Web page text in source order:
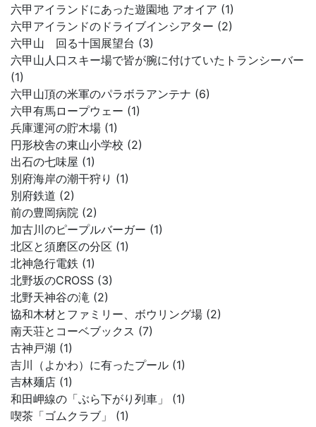
六甲アイランドにあった遊園地 アオイア (1)
六甲アイランドのドライブインシアター (2)
六甲山 回る十国展望台 (3)
六甲山人口スキー場で皆が腕に付けていたトランシーバー
(1)
六甲山頂の米軍のパラボラアンテナ (6)
六甲有馬ロープウェー (1)
兵庫運河の貯木場 (1)
円形校舎の東山小学校 (2)
出石の七味屋 (1)
別府海岸の潮干狩り (1)
別府鉄道 (2)
前の豊岡病院 (2)
加古川のピープルバーガー (1)
北区と須磨区の分区 (1)
北神急行電鉄 (1)
北野坂のCROSS (3)
北野天神谷の滝 (2)
協和木材とファミリー、ボウリング場 (2)
南天荘とコーベブックス (7)
古神戸湖 (1)
吉川（よかわ）に有ったプール (1)
吉林麺店 (1)
和田岬線の「ぶら下がり列車」 (1)
喫茶「ゴムクラブ」 (1)